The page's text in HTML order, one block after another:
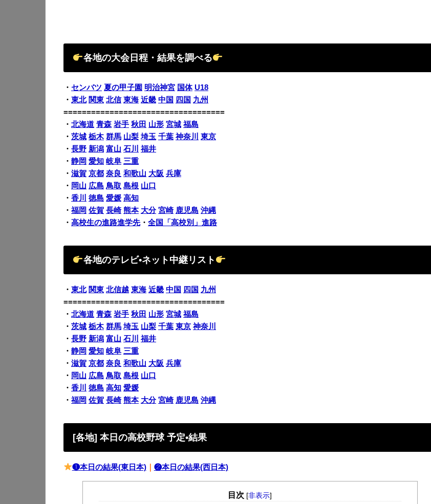
各地の大会日程・結果を調べる
・ センバツ 夏の甲子園 明治神宮 国体 U18
・ 東北 関東 北信 東海 近畿 中国 四国 九州
===================================
・ 北海道 青森 岩手 秋田 山形 宮城 福島
・ 茨城 栃木 群馬 山梨 埼玉 千葉 神奈川
東京
・ 長野 新潟 富山 石川
福井
・ 静岡 愛知 岐阜 三重
・ 滋賀 京都 奈良 和歌山 大阪 兵庫
・ 岡山 広島 鳥取 島根 山口
・ 香川 徳島 愛媛 高知
・ 福岡 佐賀 長崎 熊本 大分 宮崎 鹿児島 沖縄
・ 高校生の進路進学先・ 全国「高校別」進路
各地のテレビ•ネット中継リスト
・ 東北 関東 北信越 東海 近畿 中国 四国 九州
===================================
・ 北海道 青森 岩手 秋田 山形 宮城 福島
・ 茨城 栃木 群馬 埼玉 山梨 千葉 東京 神奈川
・ 長野 新潟 富山 石川
福井
・ 静岡 愛知 岐阜 三重
・ 滋賀 京都 奈良 和歌山 大阪 兵庫
・ 岡山 広島 鳥取 島根 山口
・ 香川 徳島 高知 愛媛
・ 福岡 佐賀 長崎 熊本 大分 宮崎 鹿児島 沖縄
[各地] 本日の高校野球 予定•結果
❶本日の結果(東日本)｜ ❷本日の結果(西日本)
目次 [非表示]